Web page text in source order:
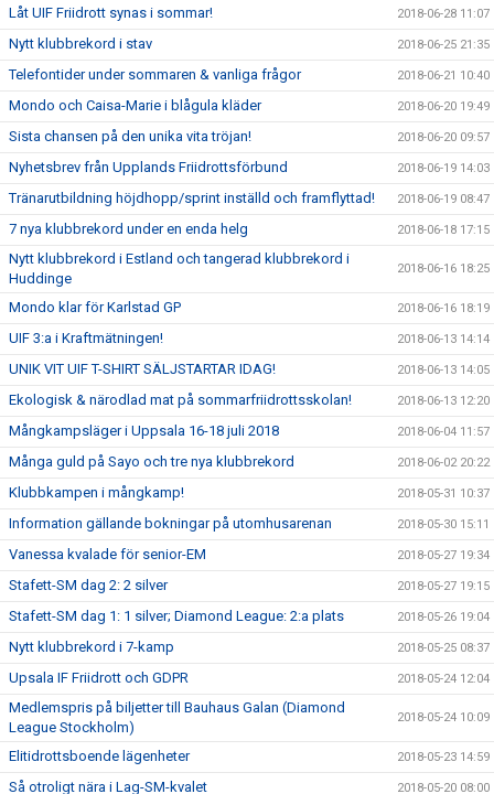
Låt UIF Friidrott synas i sommar! 2018-06-28 11:07
Nytt klubbrekord i stav 2018-06-25 21:35
Telefontider under sommaren & vanliga frågor 2018-06-21 10:40
Mondo och Caisa-Marie i blågula kläder 2018-06-20 19:49
Sista chansen på den unika vita tröjan! 2018-06-20 09:57
Nyhetsbrev från Upplands Friidrottsförbund 2018-06-19 14:03
Tränarutbildning höjdhopp/sprint inställd och framflyttad! 2018-06-19 08:47
7 nya klubbrekord under en enda helg 2018-06-18 17:15
Nytt klubbrekord i Estland och tangerad klubbrekord i
Huddinge
2018-06-16 18:25
Mondo klar för Karlstad GP 2018-06-16 18:19
UIF 3:a i Kraftmätningen! 2018-06-13 14:14
UNIK VIT UIF T-SHIRT SÄLJSTARTAR IDAG! 2018-06-13 14:05
Ekologisk & närodlad mat på sommarfriidrottsskolan! 2018-06-13 12:20
Mångkampsläger i Uppsala 16-18 juli 2018 2018-06-04 11:57
Många guld på Sayo och tre nya klubbrekord 2018-06-02 20:22
Klubbkampen i mångkamp! 2018-05-31 10:37
Information gällande bokningar på utomhusarenan 2018-05-30 15:11
Vanessa kvalade för senior-EM 2018-05-27 19:34
Stafett-SM dag 2: 2 silver 2018-05-27 19:15
Stafett-SM dag 1: 1 silver; Diamond League: 2:a plats 2018-05-26 19:04
Nytt klubbrekord i 7-kamp 2018-05-25 08:37
Upsala IF Friidrott och GDPR 2018-05-24 12:04
Medlemspris på biljetter till Bauhaus Galan (Diamond
League Stockholm)
2018-05-24 10:09
Elitidrottsboende lägenheter 2018-05-23 14:59
Så otroligt nära i Lag-SM-kvalet 2018-05-20 08:00